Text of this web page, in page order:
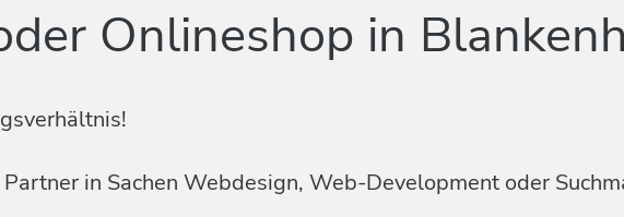
Onlineshop in
in Sachen Webdesign, Web-Development oder